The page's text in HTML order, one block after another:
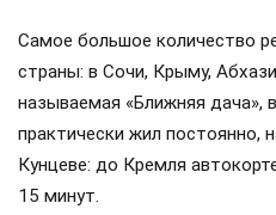
Самое большое количество
страны: в Сочи, Крыму,
называемая «Ближняя дача»,
практически жил постоянно,
Кунцеве: до Кремля
15 минут.